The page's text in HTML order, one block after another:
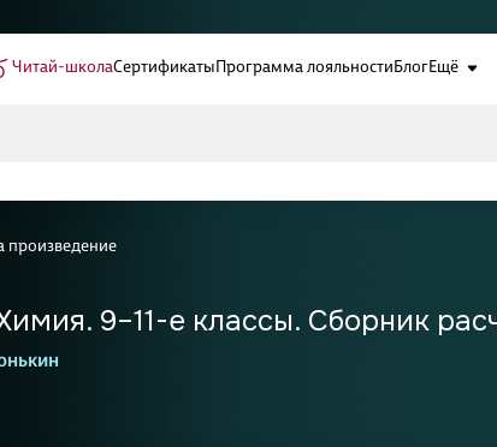
Читай-школаСертификатыПрограмма лояльностиБлогЕщё
произведение
9–11-е классы. Сборник